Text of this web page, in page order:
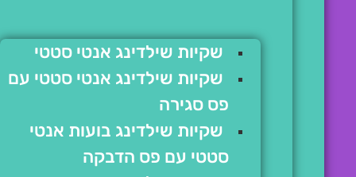
שקיות שילדינג אנטי סטטי
שקיות שילדינג אנטי סטטי עם
פס סגירה
שקיות שילדינג בועות אנטי
סטטי עם פס הדבקה